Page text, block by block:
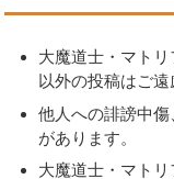
大魔道士・マト
以外の投稿はご遠
他人への誹謗中
があります。
大魔道士・マト